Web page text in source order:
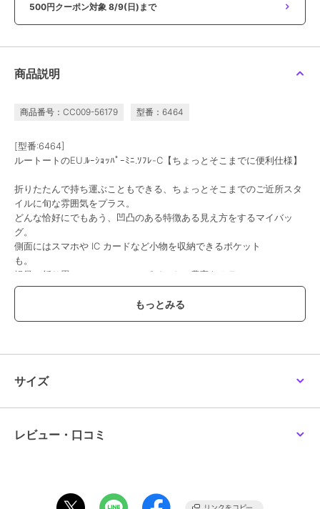
500円クーポン対象 8/9(日)まで
商品説明
商品番号：CC009-56179 型番：6464
[型番:6464]
ルートートのEU.ﾙｰｼｮｯﾊﾟｰﾐﾆ.ｿﾌﾚ-C【ちょっとそこまでに便利仕様】
折りたたんで持ち運ぶこともできる、ちょっとそこまでのご近所スタ
イルに旬な雰囲気をプラス。
どんな恰好にでもあう、凹凸のある特徴ある見え方をするマイバッ
グ
側面にはスマホや IC カードなど小物を収納できるポケット
も
軽量 折り畳み ファッションポイント 豊富なカラー
【ROOTOTE】ルートー
ブランド
ショップ ルートート
商品カテゴリ
グ
サイズ
レビュー・口コミ